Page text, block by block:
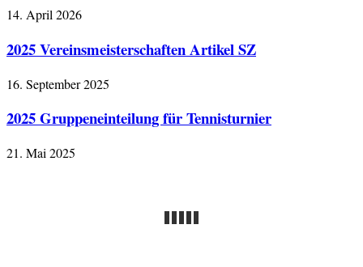
14. April 2026
2025 Vereinsmeisterschaften Artikel SZ
16. September 2025
2025 Gruppeneinteilung für Tennisturnier
21. Mai 2025